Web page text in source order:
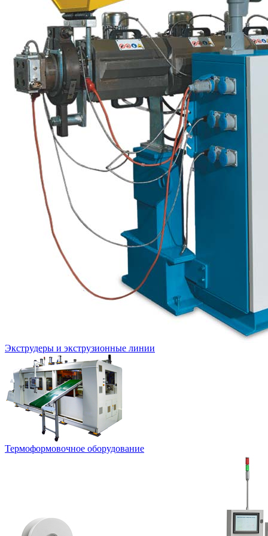
Экструдеры и экструзионные линии
Термоформовочное оборудование